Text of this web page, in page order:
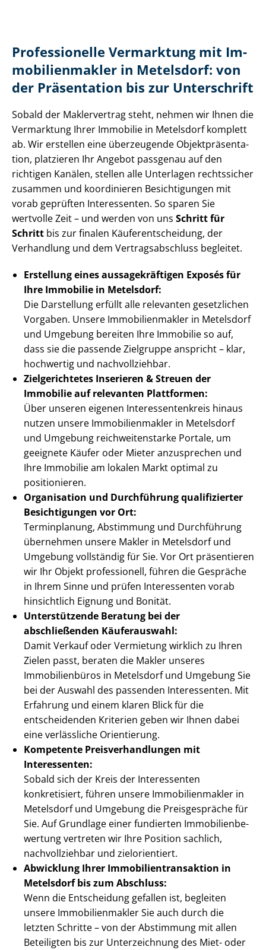
Professionelle Vermarktung mit Im­
mo­bi­li­en­mak­ler in Metelsdorf: von
der Präsentation bis zur Unterschrift
Sobald der Maklervertrag steht, nehmen wir Ihnen die
Vermarktung Ihrer Immobilie in Metelsdorf komplett
ab. Wir erstellen eine überzeugende Ob­jekt­prä­sen­ta­
ti­on, platzieren Ihr Angebot passgenau auf den
richtigen Kanälen, stellen alle Unterlagen rechtssicher
zusammen und koordinieren Besichtigungen mit
vorab geprüften Interessenten. So sparen Sie
wertvolle Zeit – und werden von uns Schritt für
Schritt bis zur finalen Käu­fer­ent­schei­dung, der
Verhandlung und dem Ver­trags­ab­schluss begleitet.
Erstellung eines aus­sa­ge­kräf­ti­gen Exposés für
Ihre Immobilie in Metelsdorf:
Die Darstellung erfüllt alle relevanten gesetzlichen
Vorgaben. Unsere Im­mo­bi­li­en­mak­ler in Metelsdorf
und Umgebung bereiten Ihre Immobilie so auf,
dass sie die passende Zielgruppe anspricht – klar,
hochwertig und nachvollziehbar.
Zielgerichtetes Inserieren & Streuen der
Immobilie auf relevanten Plattformen:
Über unseren eigenen In­ter­es­sen­ten­kreis hinaus
nutzen unsere Im­mo­bi­li­en­mak­ler in Metelsdorf
und Umgebung reich­wei­ten­star­ke Portale, um
geeignete Käufer oder Mieter anzusprechen und
Ihre Immobilie am lokalen Markt optimal zu
positionieren.
Organisation und Durchführung qualifizierter
Besichtigungen vor Ort:
Terminplanung, Abstimmung und Durchführung
übernehmen unsere Makler in Metelsdorf und
Umgebung vollständig für Sie. Vor Ort präsentieren
wir Ihr Objekt professionell, führen die Gespräche
in Ihrem Sinne und prüfen Interessenten vorab
hinsichtlich Eignung und Bonität.
Unterstützende Beratung bei der
abschließenden Käuferauswahl:
Damit Verkauf oder Vermietung wirklich zu Ihren
Zielen passt, beraten die Makler unseres
Immobilienbüros in Metelsdorf und Umgebung Sie
bei der Auswahl des passenden Interessenten. Mit
Erfahrung und einem klaren Blick für die
entscheidenden Kriterien geben wir Ihnen dabei
eine verlässliche Orientierung.
Kompetente Preis­ver­hand­lun­gen mit
Interessenten:
Sobald sich der Kreis der Interessenten
konkretisiert, führen unsere Im­mo­bi­li­en­mak­ler in
Metelsdorf und Umgebung die Preisgespräche für
Sie. Auf Grundlage einer fundierten Im­mo­bi­li­en­be­
wer­tung vertreten wir Ihre Position sachlich,
nachvollziehbar und zielorientiert.
Abwicklung Ihrer Im­mo­bi­li­en­trans­ak­ti­on in
Metelsdorf bis zum Abschluss:
Wenn die Entscheidung gefallen ist, begleiten
unsere Im­mo­bi­li­en­mak­ler Sie auch durch die
letzten Schritte – von der Abstimmung mit allen
Beteiligten bis zur Unterzeichnung des Miet- oder